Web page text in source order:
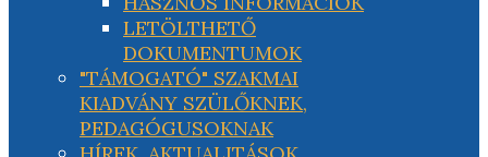
LETÖLTHETŐ
DOKUMENTUMOK
"TÁMOGATÓ" SZAKMAI
KIADVÁNY SZÜLŐKNEK,
PEDAGÓGUSOKNAK